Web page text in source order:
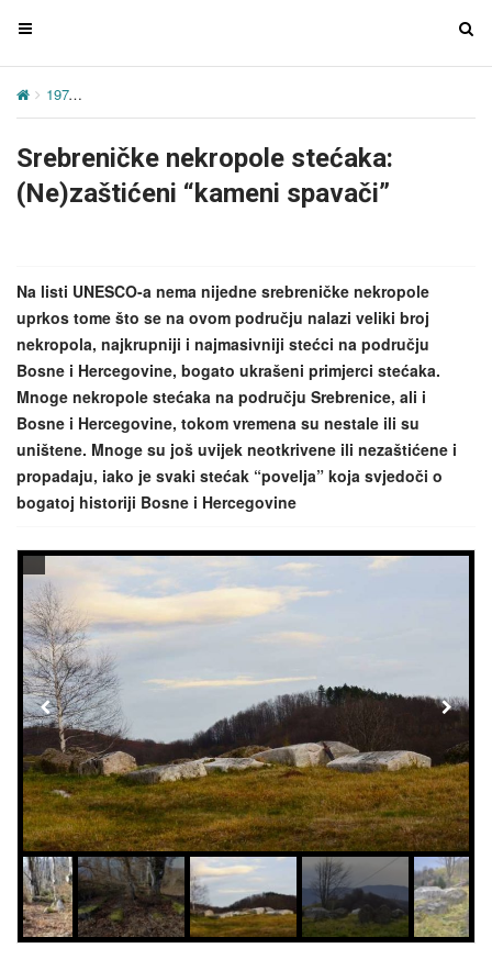
T
g
e
n
a
g
a
t
i
o
n
T
197
Srebreničke nekropole stećaka:
(Ne)zaštićeni “kameni spavači”
Na listi UNESCO-a nema nijedne srebreničke nekropole
uprkos tome što se na ovom području nalazi veliki broj
nekropola, najkrupniji i najmasivniji stećci na području
Bosne i Hercegovine, bogato ukrašeni primjerci stećaka.
Mnoge nekropole stećaka na području Srebrenice, ali i
Bosne i Hercegovine, tokom vremena su nestale ili su
uništene. Mnoge su još uvijek neotkrivene ili nezaštićene i
propadaju, iako je svaki stećak “povelja” koja svjedoči o
bogatoj historiji Bosne i Hercegovine